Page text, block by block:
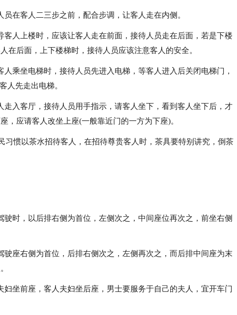
在客人二三步之前，配合步调，让客人走在内侧。
客人上楼时，应该让客人走在前面，接待人员走在后面，若是下楼
在后面，上下楼梯时，接待人员应该注意客人的安全。
乘坐电梯时，接待人员先进入电梯，等客人进入后关闭电梯门，
人先走出电梯。
走入客厅，接待人员用手指示，请客人坐下，看到客人坐下后，才
，应请客人改坐上座(一般靠近门的一方为下座)。
习惯以茶水招待客人，在招待尊贵客人时，茶具要特别讲究，倒茶
驶时，以后排右侧为首位，左侧次之，中间座位再次之，前坐右侧
驶座右侧为首位，后排右侧次之，左侧再次之，而后排中间座为末
妇坐前座，客人夫妇坐后座，男士要服务于自己的夫人，宜开车门